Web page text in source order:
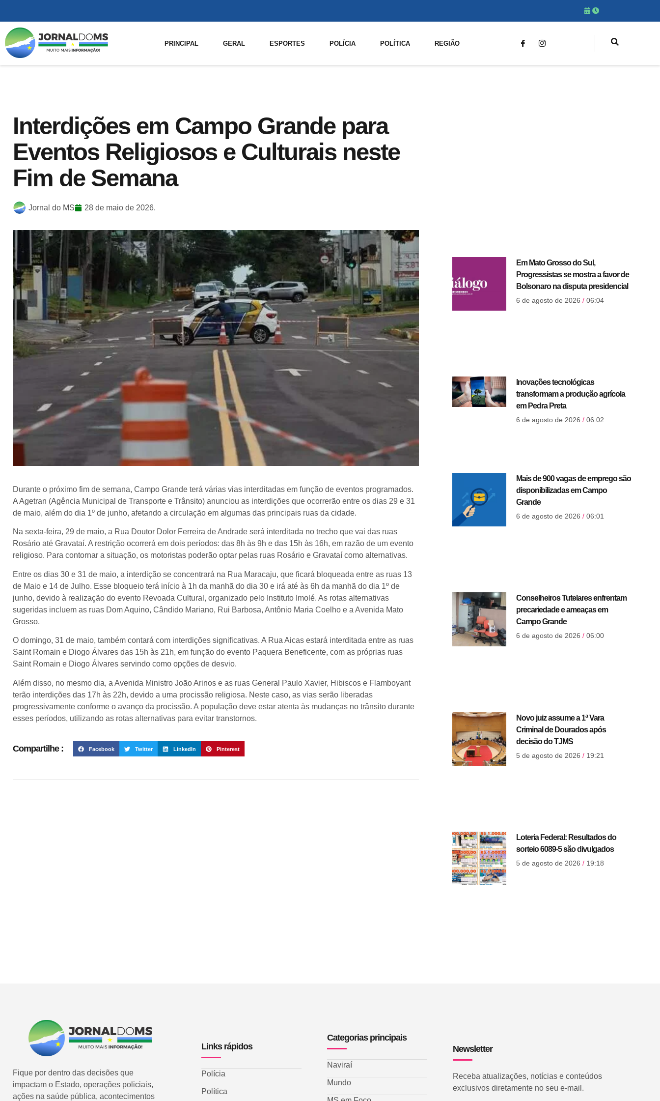
PRINCIPAL GERAL ESPORTES POLÍCIA POLÍTICA REGIÃO
Interdições em Campo Grande para
Eventos Religiosos e Culturais neste
Fim de Semana
Jornal do MS 28 de maio de 2026.
Durante o próximo fim de semana, Campo Grande terá várias vias interditadas em função de eventos programados.
A Agetran (Agência Municipal de Transporte e Trânsito) anunciou as interdições que ocorrerão entre os dias 29 e 31
de maio, além do dia 1º de junho, afetando a circulação em algumas das principais ruas da cidade.
Na sexta-feira, 29 de maio, a Rua Doutor Dolor Ferreira de Andrade será interditada no trecho que vai das ruas
Rosário até Gravataí. A restrição ocorrerá em dois períodos: das 8h às 9h e das 15h às 16h, em razão de um evento
religioso. Para contornar a situação, os motoristas poderão optar pelas ruas Rosário e Gravataí como alternativas.
Entre os dias 30 e 31 de maio, a interdição se concentrará na Rua Maracaju, que ficará bloqueada entre as ruas 13
de Maio e 14 de Julho. Esse bloqueio terá início à 1h da manhã do dia 30 e irá até às 6h da manhã do dia 1º de
junho, devido à realização do evento Revoada Cultural, organizado pelo Instituto Imolé. As rotas alternativas
sugeridas incluem as ruas Dom Aquino, Cândido Mariano, Rui Barbosa, Antônio Maria Coelho e a Avenida Mato
Grosso.
O domingo, 31 de maio, também contará com interdições significativas. A Rua Aicas estará interditada entre as ruas
Saint Romain e Diogo Álvares das 15h às 21h, em função do evento Paquera Beneficente, com as próprias ruas
Saint Romain e Diogo Álvares servindo como opções de desvio.
Além disso, no mesmo dia, a Avenida Ministro João Arinos e as ruas General Paulo Xavier, Hibiscos e Flamboyant
terão interdições das 17h às 22h, devido a uma procissão religiosa. Neste caso, as vias serão liberadas
progressivamente conforme o avanço da procissão. A população deve estar atenta às mudanças no trânsito durante
esses períodos, utilizando as rotas alternativas para evitar transtornos.
Compartilhe : Facebook Twitter LinkedIn Pinterest
Em Mato Grosso do Sul,
Progressistas se mostra a favor de
Bolsonaro na disputa presidencial
6 de agosto de 2026 06:04
Inovações tecnológicas
transformam a produção agrícola
em Pedra Preta
6 de agosto de 2026 06:02
Mais de 900 vagas de emprego são
disponibilizadas em Campo
Grande
6 de agosto de 2026 06:01
Conselheiros Tutelares enfrentam
precariedade e ameaças em
Campo Grande
6 de agosto de 2026 06:00
Novo juiz assume a 1ª Vara
Criminal de Dourados após
decisão do TJMS
5 de agosto de 2026 19:21
Loteria Federal: Resultados do
sorteio 6089-5 são divulgados
5 de agosto de 2026 19:18
Fique por dentro das decisões que
impactam o Estado, operações policiais,
ações na saúde pública, acontecimentos
Links rápidos
Polícia
Política
Categorias principais
Naviraí
Mundo
Newsletter
Receba atualizações, notícias e conteúdos
exclusivos diretamente no seu e-mail.